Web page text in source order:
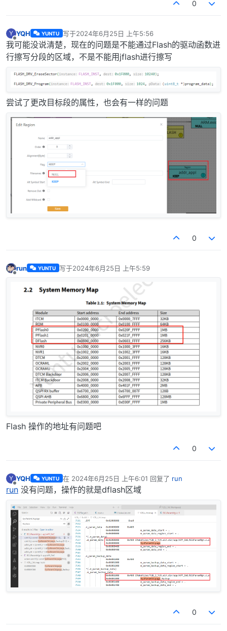
0
Y
离线
YQH YUNTU 写于2024年6月25日 上午5:56
最后由 编辑
我可能没说清楚，现在的问题是不能通过Flash的驱动函数进
行擦写分段的区域，不是不能用jflash进行擦写
尝试了更改目标段的属性，也会有一样的问题
0
run YUNTU 写于2024年6月25日 上午5:59
最后由 编辑
Flash 操作的地址有问题吧
0
Y
离线
YQH YUNTU 在 2024年6月25日 上午6:01 回复了 run
最后由 编辑
run 没有问题，操作的就是dflash区域
0